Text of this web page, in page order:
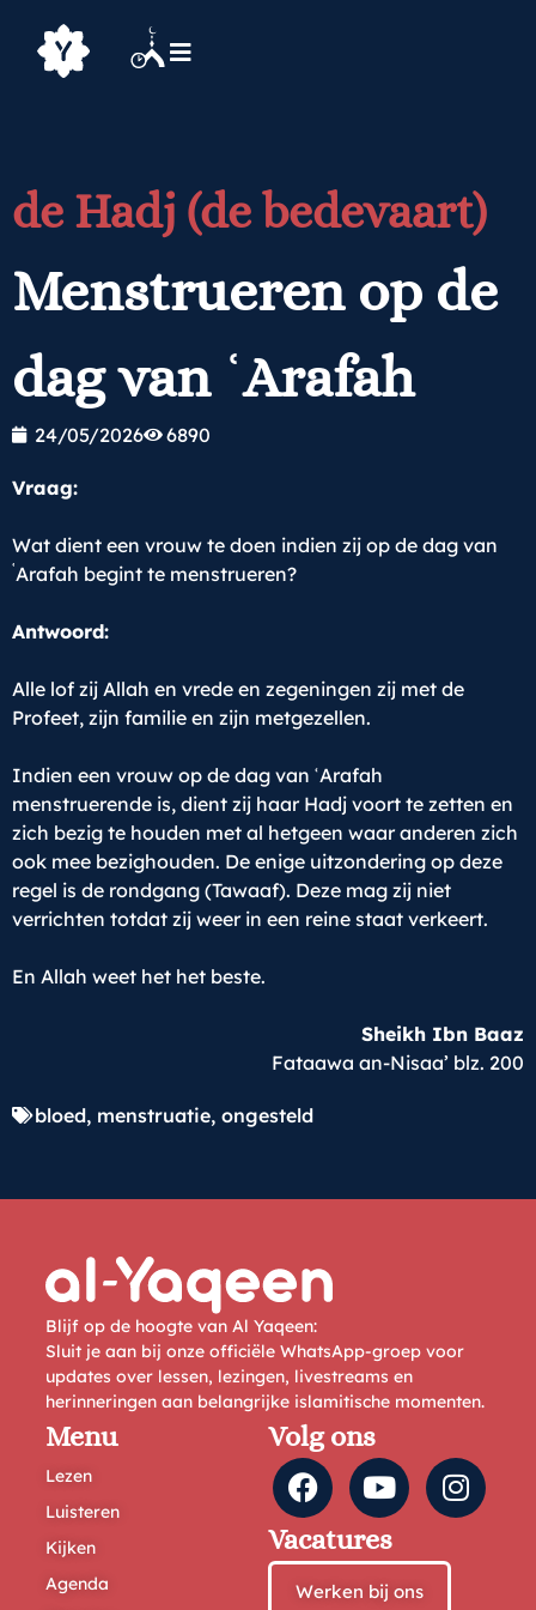
de Hadj (de bedevaart)
Menstrueren op de
dag van ʿArafah
24/05/2026 6890
Vraag:
Wat dient een vrouw te doen indien zij op de dag van
ʿArafah begint te menstrueren?
Antwoord:
Alle lof zij Allah en vrede en zegeningen zij met de
Profeet, zijn familie en zijn metgezellen.
Indien een vrouw op de dag van ʿArafah
menstruerende is, dient zij haar Hadj voort te zetten en
zich bezig te houden met al hetgeen waar anderen zich
ook mee bezighouden. De enige uitzondering op deze
regel is de rondgang (Tawaaf). Deze mag zij niet
verrichten totdat zij weer in een reine staat verkeert.
En Allah weet het het beste.
Sheikh Ibn Baaz
Fataawa an-Nisaa’ blz. 200
bloed, menstruatie, ongesteld
Blijf op de hoogte van Al Yaqeen:
Sluit je aan bij onze officiële WhatsApp-groep voor
updates over lessen, lezingen, livestreams en
herinneringen aan belangrijke islamitische momenten.
Menu
Lezen
Luisteren
Kijken
Agenda
Volg ons
Vacatures
Werken bij ons